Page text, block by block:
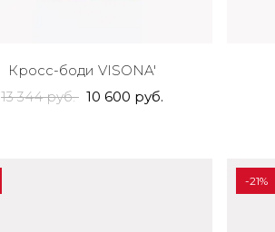
Кросс-боди VISONA'
13 344 руб. 10 600 руб.
-21%